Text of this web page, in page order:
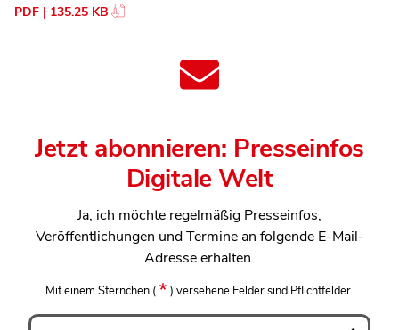
PDF | 135.25 KB
Jetzt abonnieren: Presseinfos
Digitale Welt
Ja, ich möchte regelmäßig Presseinfos,
Veröffentlichungen und Termine an folgende E-Mail-
Adresse erhalten.
Mit einem Sternchen ( ) versehene Felder sind Pflichtfelder.
Anrede